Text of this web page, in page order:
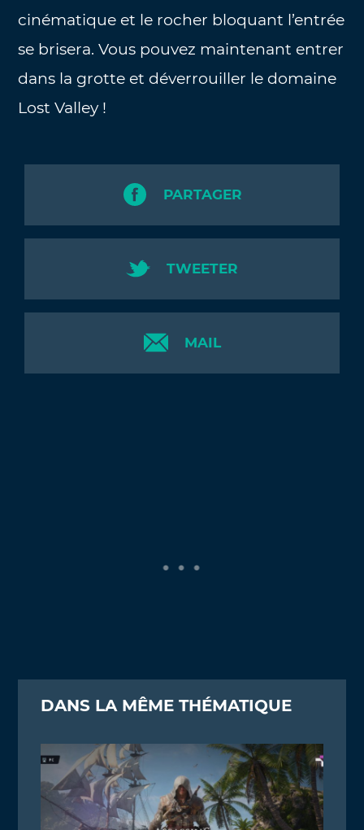
cinématique et le rocher bloquant l’entrée
se brisera. Vous pouvez maintenant entrer
dans la grotte et déverrouiller le domaine
Lost Valley !
PARTAGER
TWEETER
MAIL
DANS LA MÊME THÉMATIQUE